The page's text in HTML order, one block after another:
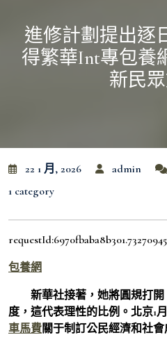
進修計劃提出逐
得繁華int專包養
新民
22 1 月, 2026 admin
1 category
包養網
新華社接著，她將圓規打
度，這代表理性的比例。北京1
車馬費關于制訂公民經濟和社